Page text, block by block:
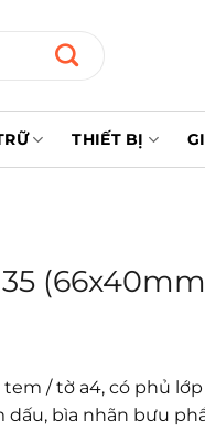
THIẾT BỊ
/ tờ a4, có phủ
dấu, bìa nhãn bưu